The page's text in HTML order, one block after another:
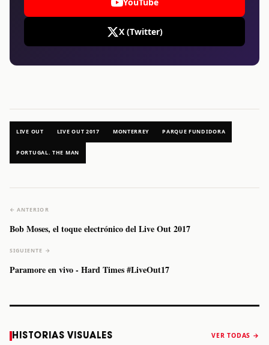
YouTube
X (Twitter)
LIVE OUT LIVE OUT 2017 MONTERREY PARQUE FUNDIDORA
PORTUGAL. THE MAN
← ANTERIOR
Bob Moses, el toque electrónico del Live Out 2017
SIGUIENTE →
Paramore en vivo - Hard Times #LiveOut17
HISTORIAS VISUALES VER TODAS →
Caifanes regresa
a Monterrey el
Fallece Felipe
Staiti, guitarrista
anuncia “Reality